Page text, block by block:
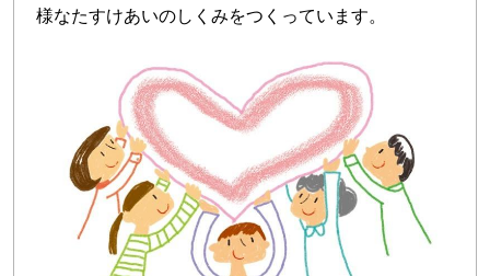
様なたすけあいのしくみをつくっています。